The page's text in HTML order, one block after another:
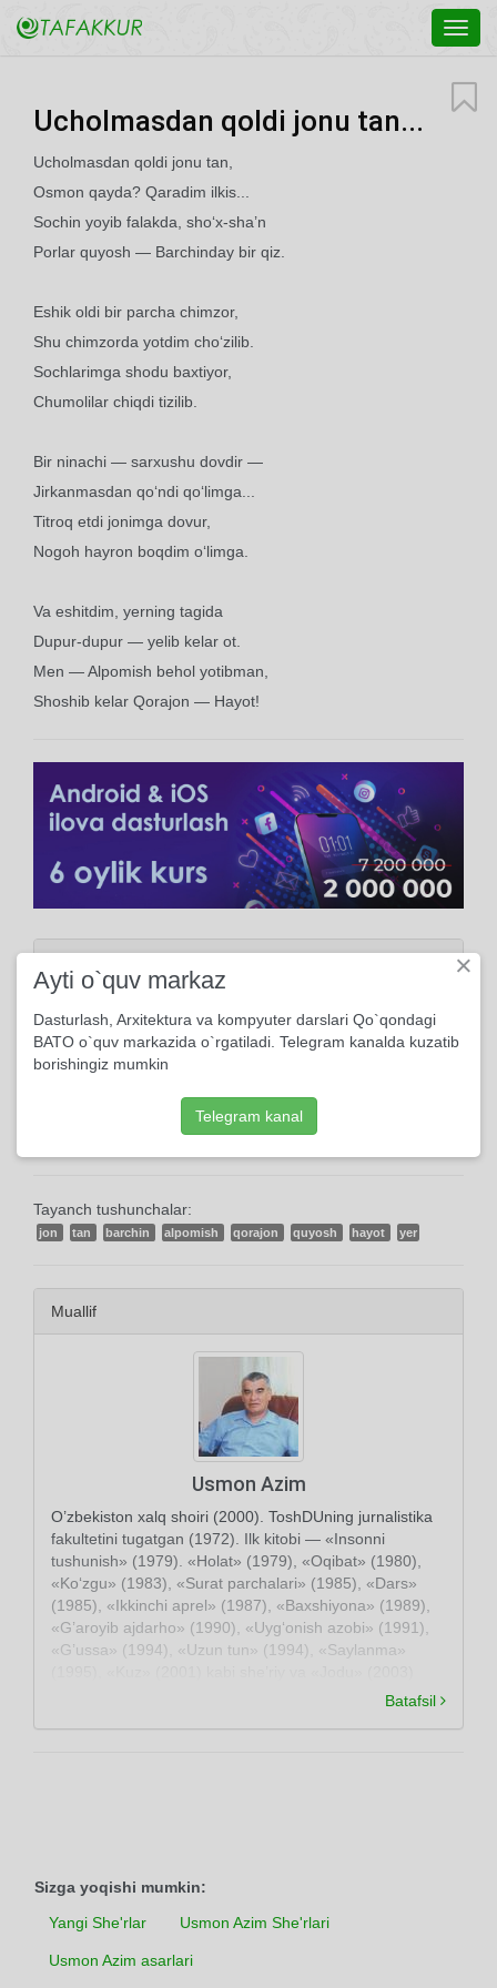
Ucholmasdan qoldi jonu tan...
Ucholmasdan qoldi jonu tan,
Osmon qayda? Qaradim ilkis...
Sochin yoyib falakda, sho‘x-sha’n
Porlar quyosh — Barchinday bir qiz.
Eshik oldi bir parcha chimzor,
Shu chimzorda yotdim cho‘zilib.
Sochlarimga shodu baxtiyor,
Chumolilar chiqdi tizilib.
Bir ninachi — sarxushu dovdir —
Jirkanmasdan qo‘ndi qo‘limga...
Titroq etdi jonimga dovur,
Nogoh hayron boqdim o‘limga.
Va eshitdim, yerning tagida
Dupur-dupur — yelib kelar ot.
Men — Alpomish behol yotibman,
Shoshib kelar Qorajon — Hayot!
2022, 20-Aprelda yuklangan
125 marta ko'rildi
0 kishi kutubxonasiga qo'shdi
Tayanch tushunchalar:
jon tan barchin alpomish qorajon quyosh hayot yer
Muallif
Usmon Azim
O’zbekiston xalq shoiri (2000). ToshDUning jurnalistika
fakultetini tugatgan (1972). Ilk kitobi — «Insonni
tushunish» (1979). «Holat» (1979), «Oqibat» (1980),
«Ko‘zgu» (1983), «Surat parchalari» (1985), «Dars»
(1985), «Ikkinchi aprel» (1987), «Baxshiyona» (1989),
«G’aroyib ajdarho» (1990), «Uyg‘onish azobi» (1991),
«G’ussa» (1994), «Uzun tun» (1994), «Saylanma»
nasriy to‘plamlari nashr etilgan. Dramalar ham yozgan
Batafsil
Sizga yoqishi mumkin:
Yangi She'rlar
Usmon Azim She'rlari
Usmon Azim asarlari
×
Ayti o`quv markaz
Dasturlash, Arxitektura va kompyuter darslari Qo`qondagi
BATO o`quv markazida o`rgatiladi. Telegram kanalda kuzatib
borishingiz mumkin
Telegram kanal